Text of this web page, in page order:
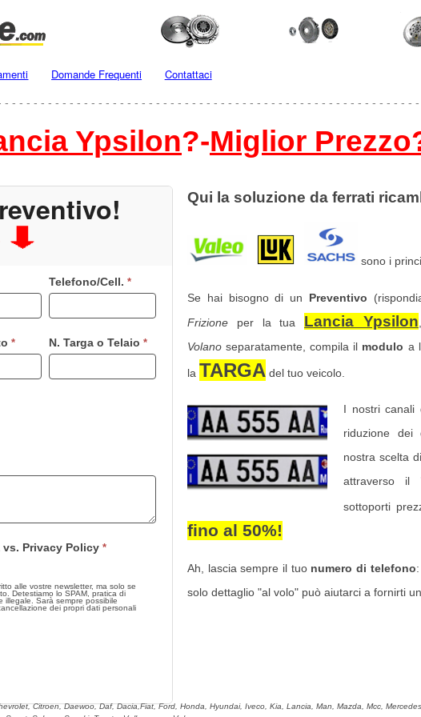
Domande Frequenti Contattaci
- - - - - - - - - - - - - - - - - - - - - - - - - - - - - - - - - - - - - - - - - - - - - - - - - - - - - - - -
Ypsilon?-Miglior
Telefono/Cell. *
* N. Targa o Telaio *
Privacy Policy *
vostre newsletter, ma solo se
Detestiamo lo SPAM, pratica di
sempre possibile
dei propri dati personali
Qui la soluzione da ferrati
sono i
Se hai bisogno di un Preventivo
Frizione per la tua Lancia Ypsilon
Volanoseparatamente, compila il modulo a
la TARGA del tuo veicolo.
I nostri canali
riduzione
nostra scelta
attraverso il
sottoporti
fino al 50%!
Ah, lascia sempre il tuo numero di telefono
solo dettaglio "al volo" può aiutarci a fornirti
Citroen, Daewoo, Daf, Dacia,Fiat, Ford, Honda, Hyundai, Iveco, Kia, Lancia, Man, Mazda, Mcc,